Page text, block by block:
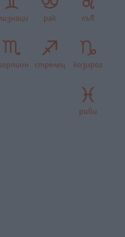
рак лъв
стрелец козирог
риби